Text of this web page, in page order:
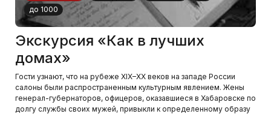
до 1000
Экскурсия «Как в лучших
домах»
Гости узнают, что на рубеже XIX–XX веков на западе России
салоны были распространенным культурным явлением. Жены
генерал-губернаторов, офицеров, оказавшиеся в Хабаровске по
долгу службы своих мужей, привыкли к определенному образу